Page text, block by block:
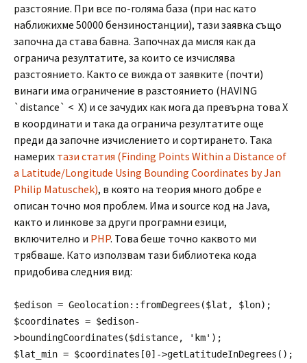
разстояние. При все по-голяма база (при нас като
наближихме 50000 бензиностанции), тази заявка също
започна да става бавна. Започнах да мисля как да
огранича резултатите, за които се изчислява
разстоянието. Както се вижда от заявките (почти)
винаги има ограничение в разстоянието (HAVING
`distance` < X) и се зачудих как мога да превърна това X
в координати и така да огранича резултатите още
преди да започне изчислението и сортирането. Така
намерих тази статия (Finding Points Within a Distance of
a Latitude/Longitude Using Bounding Coordinates by Jan
Philip Matuschek), в която на теория много добре е
описан точно моя проблем. Има и source код на Java,
както и линкове за други програмни езици,
включително и PHP. Това беше точно каквото ми
трябваше. Като използвам тази библиотека кода
придобива следния вид:
$edison = Geolocation::fromDegrees($lat, $lon);
$coordinates = $edison-
>boundingCoordinates($distance, 'km');
$lat_min = $coordinates[0]->getLatitudeInDegrees();